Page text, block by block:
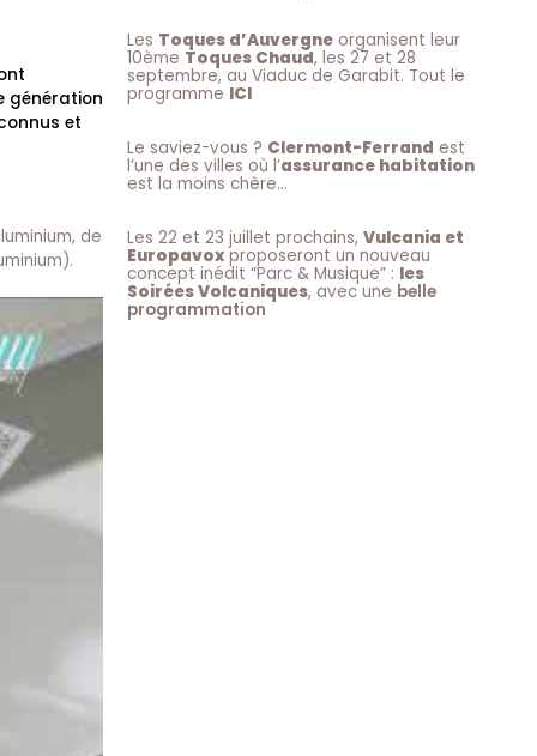
génération
et
de
Les Toques d’Auvergne organisent leur
10ème Toques Chaud, les 27 et 28
septembre, au Viaduc de Garabit. Tout le
programme ICI
Le saviez-vous ? Clermont-Ferrand est
l’une des villes où l’assurance habitation
est la moins chère…
Les 22 et 23 juillet prochains, Vulcania et
Europavox proposeront un nouveau
concept inédit “Parc & Musique” : les
Soirées Volcaniques, avec une belle
programmation